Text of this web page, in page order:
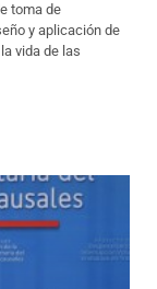
toma de
y aplicación de
vida de las